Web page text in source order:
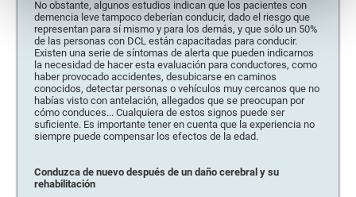
No obstante, algunos estudios indican que los pacientes con
demencia leve tampoco deberían conducir, dado el riesgo que
representan para sí mismo y para los demás, y que sólo un 50%
de las personas con DCL están capacitadas para conducir.
Existen una serie de síntomas de alerta que pueden indicarnos
la necesidad de hacer esta evaluación para conductores, como
haber provocado accidentes, desubicarse en caminos
conocidos, detectar personas o vehículos muy cercanos que no
habías visto con antelación, allegados que se preocupan por
cómo conduces... Cualquiera de estos signos puede ser
suficiente. Es importante tener en cuenta que la experiencia no
siempre puede compensar los efectos de la edad.
Conduzca de nuevo después de un daño cerebral y su
rehabilitación